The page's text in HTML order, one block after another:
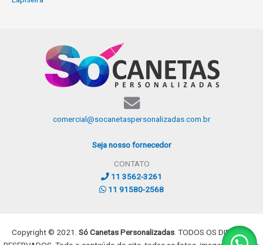
comercial@socanetaspersonalizadas.com.br
Seja nosso fornecedor
CONTATO
11 3562-3261
11 91580-2568
Copyright © 2021. Só Canetas Personalizadas. TODOS OS DIREITOS